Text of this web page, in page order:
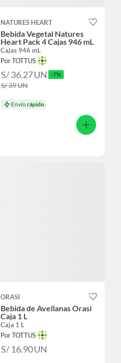
NATURES HEART
Bebida Vegetal Natures
Heart Pack 4 Cajas 946 mL
Cajas 946 mL
Por TOTTUS
S/ 36.27UN -7%
S/ 39UN
Envíorápido
ORASI
Bebida de Avellanas Orasi
Caja 1 L
Caja 1 L
Por TOTTUS
S/ 16.90UN